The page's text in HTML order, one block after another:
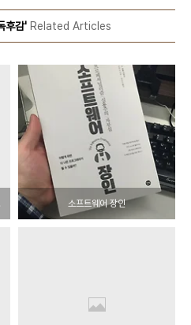
후감' Related Articles
소프트웨어 장인